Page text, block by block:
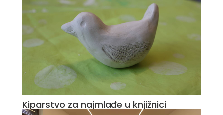
Kiparstvo za najmlađe u knjižnici